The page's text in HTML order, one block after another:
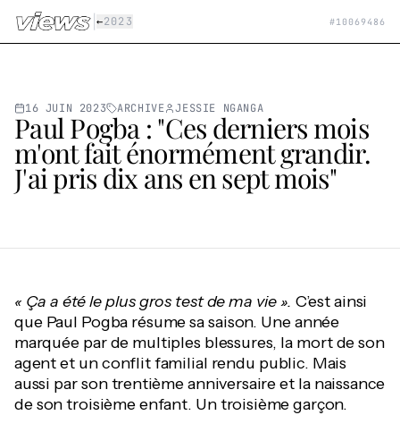
Aller au contenu principal
←2023 # 10069486
16 JUIN 2023 ARCHIVE JESSIE NGANGA
Paul Pogba : "Ces derniers mois
m'ont fait énormément grandir.
J'ai pris dix ans en sept mois"
« Ça a été le plus gros test de ma vie ». C’est ainsi
que Paul Pogba résume sa saison. Une année
marquée par de multiples blessures, la mort de son
agent et un conflit familial rendu public. Mais
aussi par son trentième anniversaire et la naissance
de son troisième enfant. Un troisième garçon.